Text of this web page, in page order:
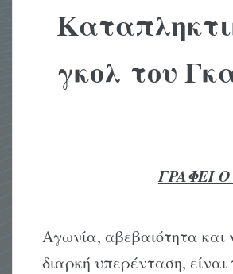
γκολ του
ΓPAΦEI
Aγωνία, αβεβαιότητα και
διαρκή υπερένταση, είναι